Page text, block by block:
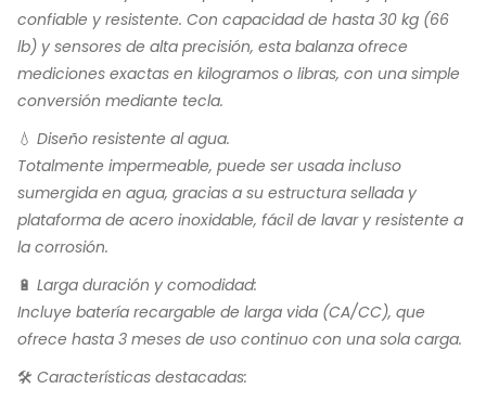
confiable y resistente. Con capacidad de hasta 30 kg (66
lb) y sensores de alta precisión, esta balanza ofrece
mediciones exactas en kilogramos o libras, con una simple
conversión mediante tecla.
💧 Diseño resistente al agua.
Totalmente impermeable, puede ser usada incluso
sumergida en agua, gracias a su estructura sellada y
plataforma de acero inoxidable, fácil de lavar y resistente a
la corrosión.
🔋 Larga duración y comodidad:
Incluye batería recargable de larga vida (CA/CC), que
ofrece hasta 3 meses de uso continuo con una sola carga.
🛠️ Características destacadas: